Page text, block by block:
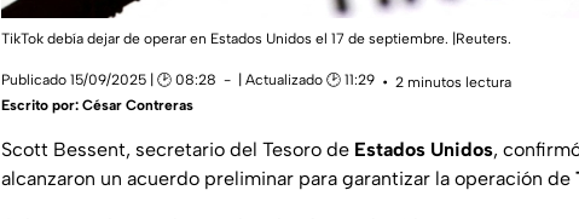
TikTok debía dejar de operar en Estados Unidos el 17 de septiembre. |Reuters.
Publicado 15/09/2025 | 🕑 08:28 | Actualizado 🕑 11:29
2 minutos lectura
Escrito por: César Contreras
Scott Bessent, secretario del Tesoro de Estados Unidos,
alcanzaron un acuerdo preliminar para garantizar la operación de